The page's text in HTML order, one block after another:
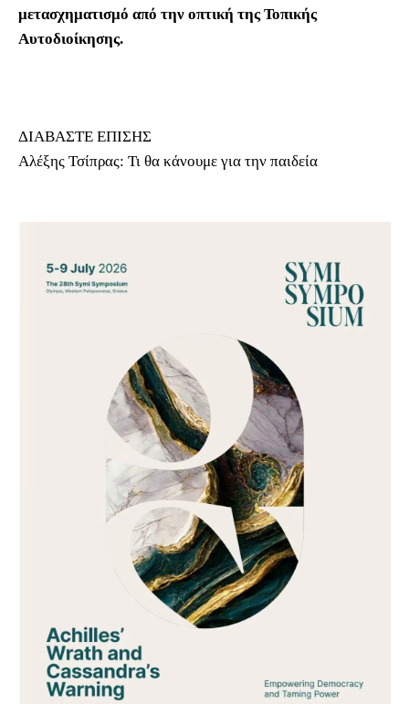
μετασχηματισμό από την οπτική της Τοπικής
Αυτοδιοίκησης.
ΔΙΑΒΑΣΤΕ ΕΠΙΣΗΣ
Αλέξης Τσίπρας: Τι θα κάνουμε για την παιδεία